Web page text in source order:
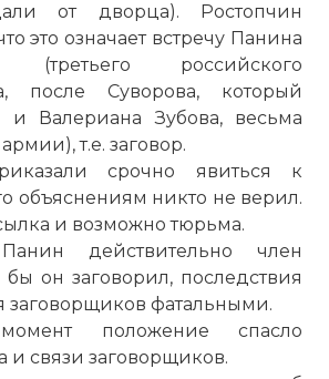
от дворца). Ростопчин
это означает встречу Панина
российского
после Суворова, который
и Валериана Зубова, весьма
т.е. заговор.
срочно явиться к
объяснениям никто не верил.
и возможно тюрьма.
действительно член
бы он заговорил, последствия
заговорщиков фатальными.
положение спасло
и связи заговорщиков.